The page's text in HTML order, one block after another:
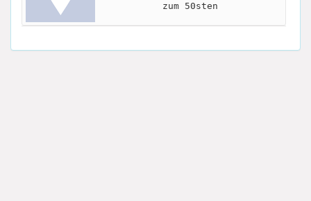
zum 50sten